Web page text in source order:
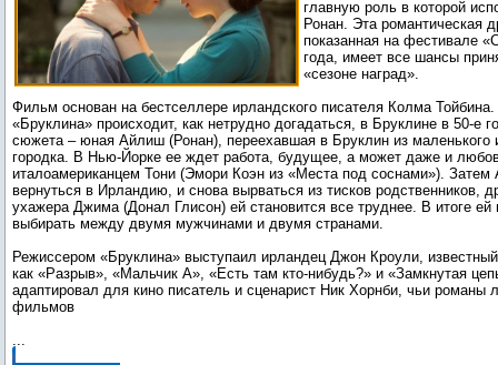
главную роль в которой
Ронан. Эта романтическая
показанная на фестивале
года, имеет все шансы
«сезоне наград».
Фильм основан на бестселлере ирландского писателя Колма
«Бруклина» происходит, как нетрудно догадаться, в Бруклине в 50-е
сюжета – юная Айлиш (Ронан), переехавшая в Бруклин из маленького
городка. В Нью-Йорке ее ждет работа, будущее, а может даже и
италоамериканцем Тони (Эмори Коэн из «Места под соснами»). Затем
вернуться в Ирландию, и снова вырваться из тисков родственников,
ухажера Джима (Донал Глисон) ей становится все труднее. В итоге ей
выбирать между двумя мужчинами и двумя странами.
Режиссером «Бруклина» выступаил ирландец Джон Кроули,
как «Разрыв», «Мальчик А», «Есть там кто-нибудь?» и «Замкнутая
адаптировал для кино писатель и сценарист Ник Хорнби, чьи романы
...